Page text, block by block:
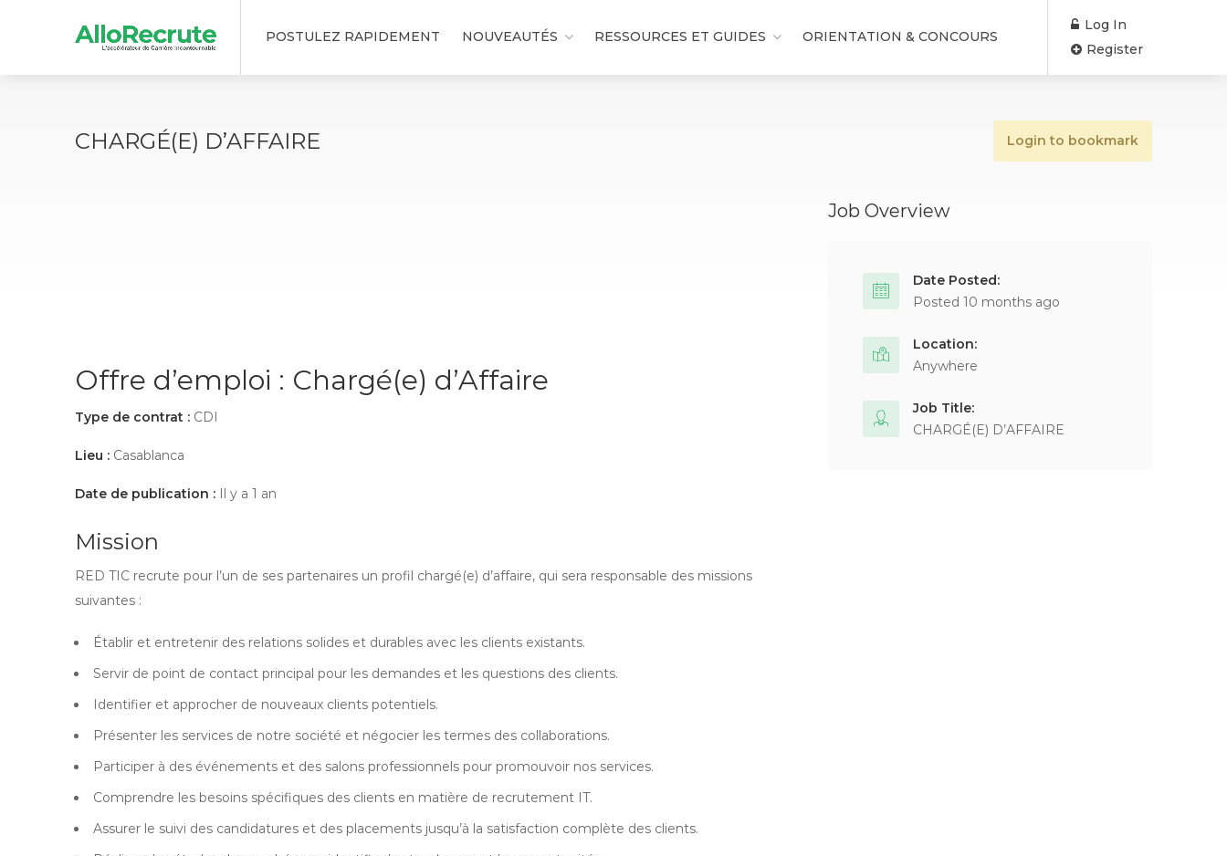
POSTULEZ RAPIDEMENT NOUVEAUTÉS RESSOURCES ET GUIDES ORIENTATION & CONCOURS
Log In
Register
CHARGÉ(E) D’AFFAIRE Login to bookmark
Offre d’emploi : Chargé(e) d’Affaire
Type de contrat : CDI
Lieu : Casablanca
Date de publication : Il y a 1 an
Mission
RED TIC recrute pour l’un de ses partenaires un profil chargé(e) d’affaire, qui sera responsable des missions
suivantes :
Établir et entretenir des relations solides et durables avec les clients existants.
Servir de point de contact principal pour les demandes et les questions des clients.
Identifier et approcher de nouveaux clients potentiels.
Présenter les services de notre société et négocier les termes des collaborations.
Participer à des événements et des salons professionnels pour promouvoir nos services.
Comprendre les besoins spécifiques des clients en matière de recrutement IT.
Assurer le suivi des candidatures et des placements jusqu’à la satisfaction complète des clients.
Job Overview
Date Posted:
Posted 10 months ago
Location:
Anywhere
Job Title:
CHARGÉ(E) D’AFFAIRE